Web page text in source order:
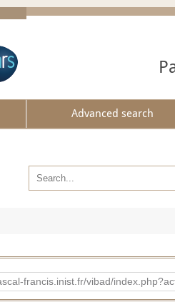
Advanced search
francis.inist.fr/vibad/